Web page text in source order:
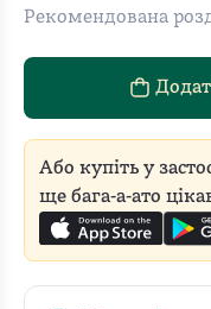
Рекомендована
Або купіть у
ще бага-а-ато